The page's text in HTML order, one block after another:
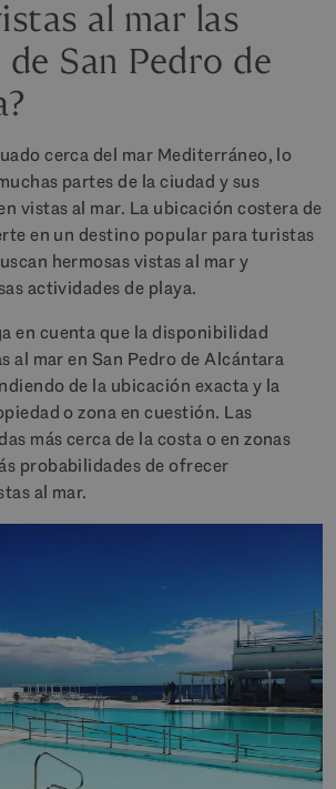
al mar las
San Pedro de
cerca del mar Mediterráneo, lo
partes de la ciudad y sus
vistas al mar. La ubicación costera de
en un destino popular para turistas
hermosas vistas al mar y
actividades de playa.
en cuenta que la disponibilidad
al mar en San Pedro de Alcántara
de la ubicación exacta y la
o zona en cuestión. Las
más cerca de la costa o en zonas
probabilidades de ofrecer
al mar.